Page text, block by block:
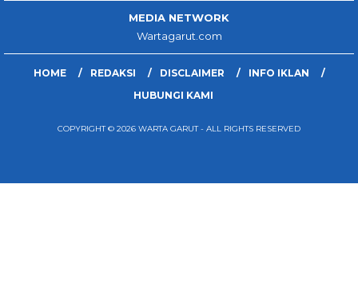
MEDIA NETWORK
Wartagarut.com
HOME REDAKSI DISCLAIMER
INFO IKLAN
HUBUNGI KAMI
COPYRIGHT © 2026 WARTA GARUT - ALL RIGHTS RESERVED